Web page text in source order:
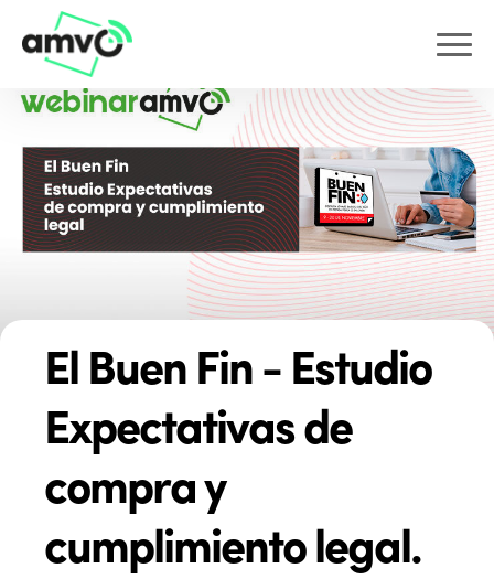
El Buen Fin - Estudio
Expectativas de
compra y
cumplimiento legal.